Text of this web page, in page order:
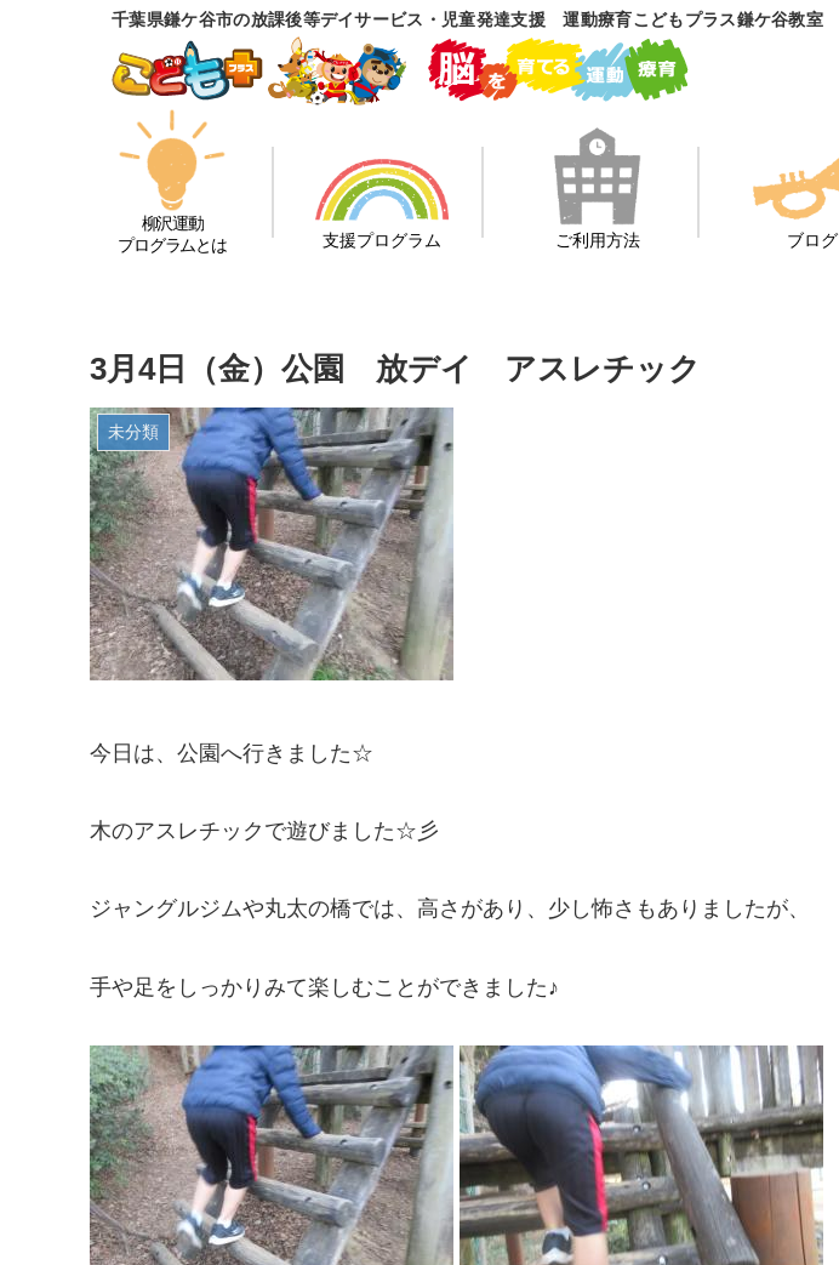
千葉県鎌ケ谷市の放課後等デイサービス・児童発達支援 運動療育こどもプラス鎌ケ谷教室
柳沢運動
プログラムとは
支援プログラム ご利用方法 ブログ
3月4日（金）公園 放デイ アスレチック
未分類
今日は、公園へ行きました☆
木のアスレチックで遊びました☆彡
ジャングルジムや丸太の橋では、高さがあり、少し怖さもありましたが、
手や足をしっかりみて楽しむことができました♪